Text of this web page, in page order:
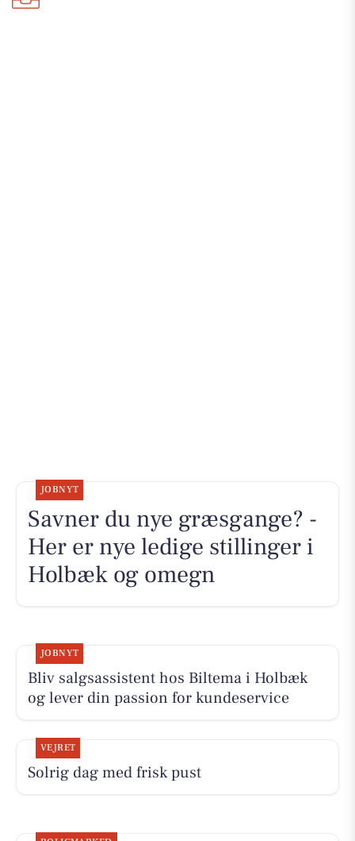
JOBNYT
Savner du nye græsgange? -
Her er nye ledige stillinger i
Holbæk og omegn
JOBNYT
Bliv salgsassistent hos Biltema i Holbæk
og lever din passion for kundeservice
VEJRET
Solrig dag med frisk pust